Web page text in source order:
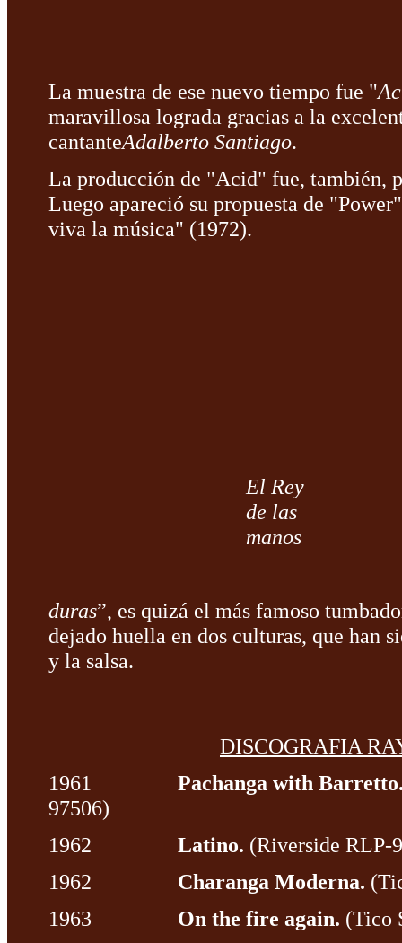
La muestra de ese nuevo tiempo fue "
maravillosa lograda gracias a la
cantanteAdalberto Santiago.
La producción de "Acid" fue, también,
Luego apareció su propuesta de
viva la música" (1972).
El Rey
de las
manos
duras”, es quizá el más famoso
dejado huella en dos culturas, que han
y la salsa.
DISCOGRAFIA
1961
Pachanga with
97506)
1962 Latino. (Riverside RLP-
1962 Charanga Moderna.
1963 On the fire again. (Tico